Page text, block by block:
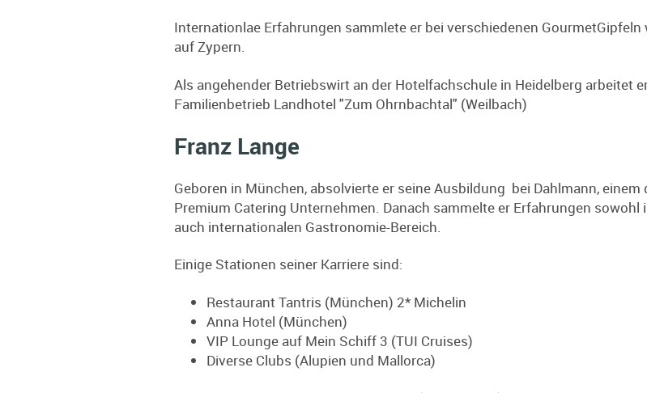
Internationlae Erfahrungen sammlete er bei verschiedenen GourmetGipfeln
auf Zypern.
Als angehender Betriebswirt an der Hotelfachschule in Heidelberg arbeitet
Familienbetrieb Landhotel "Zum Ohrnbachtal" (Weilbach)
Franz Lange
Geboren in München, absolvierte er seine Ausbildung bei Dahlmann, einem
Premium Catering Unternehmen. Danach sammelte er Erfahrungen sowohl
auch internationalen Gastronomie-Bereich.
Einige Stationen seiner Karriere sind:
Restaurant Tantris (München) 2* Michelin
Anna Hotel (München)
VIP Lounge auf Mein Schiff 3 (TUI Cruises)
Diverse Clubs (Alupien und Mallorca)